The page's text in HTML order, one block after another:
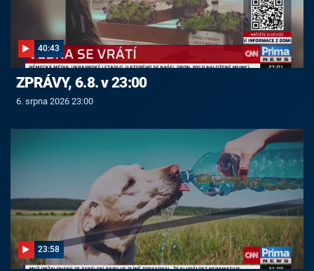
40:43
ZPRÁVY, 6.8. v 23:00
6. srpna 2026 23:00
23:58